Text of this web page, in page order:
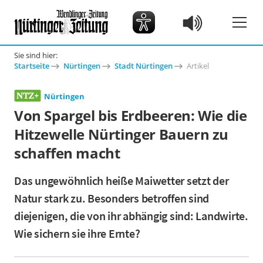
Sie sind hier:
Startseite
Nürtingen Stadt Nürtingen Artikel
Nürtingen
Von Spargel bis Erdbeeren: Wie die
Hitzewelle Nürtinger Bauern zu
schaffen macht
Das ungewöhnlich heiße Maiwetter setzt der
Natur stark zu. Besonders betroffen sind
diejenigen, die von ihr abhängig sind: Landwirte.
Wie sichern sie ihre Ernte?